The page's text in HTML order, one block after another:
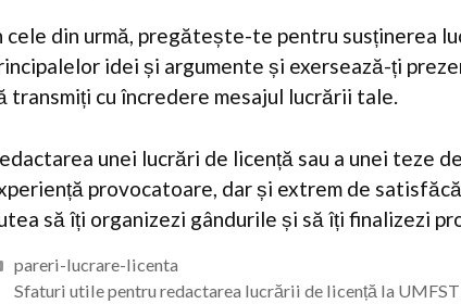
cele din urmă, pregătește-te pentru susținerea
idei și argumente și exersează-ți
transmiți cu încredere mesajul lucrării tale.
unei lucrări de licență sau a unei teze
provocatoare, dar și extrem de
să îți organizezi gândurile și să îți finalizezi
Categorii
pareri-lucrare-licenta
Sfaturi utile pentru redactarea lucrării de licență la